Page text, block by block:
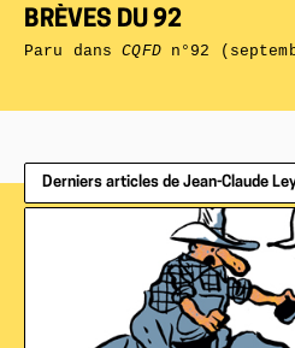
BRÈVES DU 92
Paru dansCQFDn°92
Derniers articles de Jean-Claude